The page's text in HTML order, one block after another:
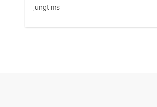
jungtims